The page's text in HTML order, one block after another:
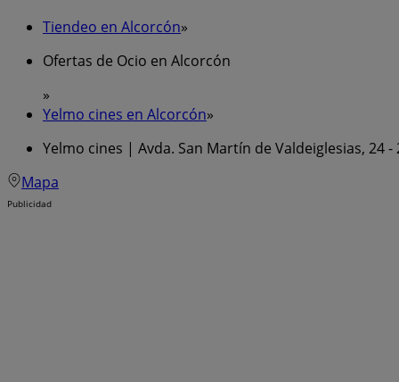
Tiendeo en Alcorcón»
Ofertas de Ocio en Alcorcón
»
Yelmo cines en Alcorcón»
Yelmo cines | Avda. San Martín de Valdeiglesias, 24
Mapa
Publicidad